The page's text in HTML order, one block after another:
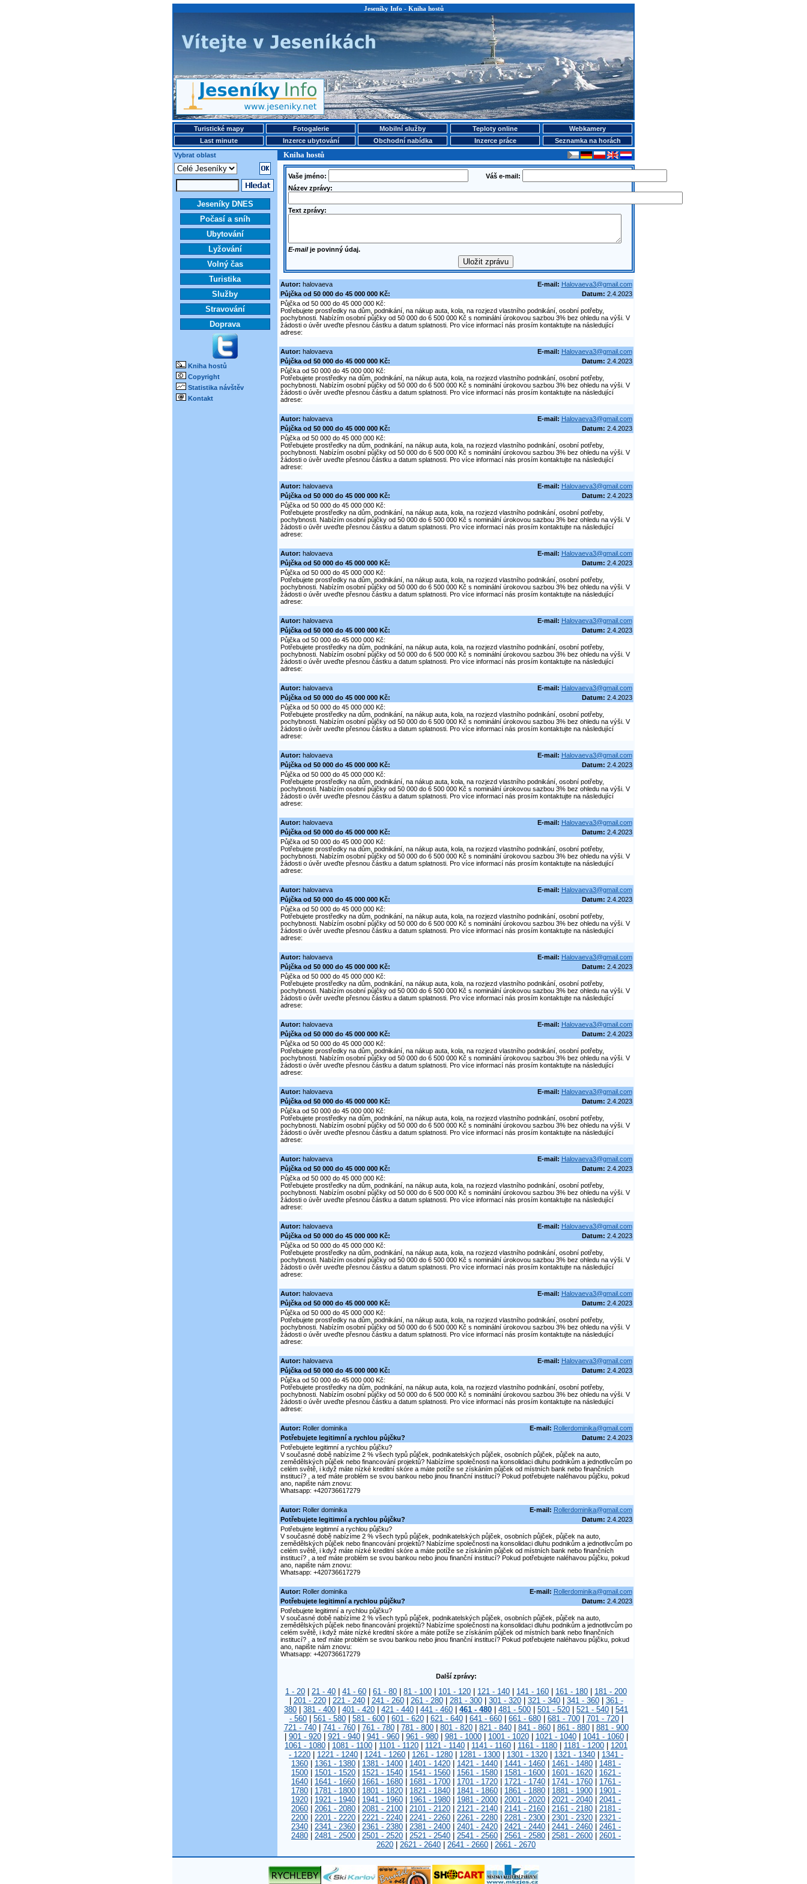
Jeseníky Info - Kniha hostů
Turistické mapy Fotogalerie Mobilní služby Teploty online
Webkamery
Last minute
Inzerce ubytování Obchodní nabídka Inzerce práce
Seznamka na horách
Vybrat oblast
Kniha hostů
Jeseníky DNES
Počasí a sníh
Ubytování
Lyžování
Volný čas
Turistika
Služby
Stravování
Doprava
Kniha hostů
Copyright
Statistika návštěv
Kontakt
Vaše jméno:
Váš e-mail:
Název zprávy:
Text zprávy:
E-mailje povinný údaj.
Autor: halovaeva E-mail: Halovaeva3@gmail.com
Půjčka od 50 000 do 45 000 000 Kč:
Datum: 2.4.2023
Půjčka od 50 000 do 45 000 000 Kč:
Potřebujete prostředky na dům, podnikání, na nákup auta, kola, na rozjezd vlastního podnikání, osobní potřeby,
pochybnosti. Nabízím osobní půjčky od 50 000 do 6 500 000 Kč s nominální úrokovou sazbou 3% bez ohledu na výši. V
žádosti o úvěr uveďte přesnou částku a datum splatnosti. Pro více informací nás prosím kontaktujte na následující
adrese:
Autor: halovaeva E-mail: Halovaeva3@gmail.com
Půjčka od 50 000 do 45 000 000 Kč:
Datum: 2.4.2023
Půjčka od 50 000 do 45 000 000 Kč:
Potřebujete prostředky na dům, podnikání, na nákup auta, kola, na rozjezd vlastního podnikání, osobní potřeby,
pochybnosti. Nabízím osobní půjčky od 50 000 do 6 500 000 Kč s nominální úrokovou sazbou 3% bez ohledu na výši. V
žádosti o úvěr uveďte přesnou částku a datum splatnosti. Pro více informací nás prosím kontaktujte na následující
adrese:
Autor: halovaeva E-mail: Halovaeva3@gmail.com
Půjčka od 50 000 do 45 000 000 Kč:
Datum: 2.4.2023
Půjčka od 50 000 do 45 000 000 Kč:
Potřebujete prostředky na dům, podnikání, na nákup auta, kola, na rozjezd vlastního podnikání, osobní potřeby,
pochybnosti. Nabízím osobní půjčky od 50 000 do 6 500 000 Kč s nominální úrokovou sazbou 3% bez ohledu na výši. V
žádosti o úvěr uveďte přesnou částku a datum splatnosti. Pro více informací nás prosím kontaktujte na následující
adrese:
Autor: halovaeva E-mail: Halovaeva3@gmail.com
Půjčka od 50 000 do 45 000 000 Kč:
Datum: 2.4.2023
Půjčka od 50 000 do 45 000 000 Kč:
Potřebujete prostředky na dům, podnikání, na nákup auta, kola, na rozjezd vlastního podnikání, osobní potřeby,
pochybnosti. Nabízím osobní půjčky od 50 000 do 6 500 000 Kč s nominální úrokovou sazbou 3% bez ohledu na výši. V
žádosti o úvěr uveďte přesnou částku a datum splatnosti. Pro více informací nás prosím kontaktujte na následující
adrese:
Autor: halovaeva E-mail: Halovaeva3@gmail.com
Půjčka od 50 000 do 45 000 000 Kč:
Datum: 2.4.2023
Půjčka od 50 000 do 45 000 000 Kč:
Potřebujete prostředky na dům, podnikání, na nákup auta, kola, na rozjezd vlastního podnikání, osobní potřeby,
pochybnosti. Nabízím osobní půjčky od 50 000 do 6 500 000 Kč s nominální úrokovou sazbou 3% bez ohledu na výši. V
žádosti o úvěr uveďte přesnou částku a datum splatnosti. Pro více informací nás prosím kontaktujte na následující
adrese:
Autor: halovaeva E-mail: Halovaeva3@gmail.com
Půjčka od 50 000 do 45 000 000 Kč:
Datum: 2.4.2023
Půjčka od 50 000 do 45 000 000 Kč:
Potřebujete prostředky na dům, podnikání, na nákup auta, kola, na rozjezd vlastního podnikání, osobní potřeby,
pochybnosti. Nabízím osobní půjčky od 50 000 do 6 500 000 Kč s nominální úrokovou sazbou 3% bez ohledu na výši. V
žádosti o úvěr uveďte přesnou částku a datum splatnosti. Pro více informací nás prosím kontaktujte na následující
adrese:
Autor: halovaeva E-mail: Halovaeva3@gmail.com
Půjčka od 50 000 do 45 000 000 Kč:
Datum: 2.4.2023
Půjčka od 50 000 do 45 000 000 Kč:
Potřebujete prostředky na dům, podnikání, na nákup auta, kola, na rozjezd vlastního podnikání, osobní potřeby,
pochybnosti. Nabízím osobní půjčky od 50 000 do 6 500 000 Kč s nominální úrokovou sazbou 3% bez ohledu na výši. V
žádosti o úvěr uveďte přesnou částku a datum splatnosti. Pro více informací nás prosím kontaktujte na následující
adrese:
Autor: halovaeva E-mail: Halovaeva3@gmail.com
Půjčka od 50 000 do 45 000 000 Kč:
Datum: 2.4.2023
Půjčka od 50 000 do 45 000 000 Kč:
Potřebujete prostředky na dům, podnikání, na nákup auta, kola, na rozjezd vlastního podnikání, osobní potřeby,
pochybnosti. Nabízím osobní půjčky od 50 000 do 6 500 000 Kč s nominální úrokovou sazbou 3% bez ohledu na výši. V
žádosti o úvěr uveďte přesnou částku a datum splatnosti. Pro více informací nás prosím kontaktujte na následující
adrese:
Autor: halovaeva E-mail: Halovaeva3@gmail.com
Půjčka od 50 000 do 45 000 000 Kč:
Datum: 2.4.2023
Půjčka od 50 000 do 45 000 000 Kč:
Potřebujete prostředky na dům, podnikání, na nákup auta, kola, na rozjezd vlastního podnikání, osobní potřeby,
pochybnosti. Nabízím osobní půjčky od 50 000 do 6 500 000 Kč s nominální úrokovou sazbou 3% bez ohledu na výši. V
žádosti o úvěr uveďte přesnou částku a datum splatnosti. Pro více informací nás prosím kontaktujte na následující
adrese:
Autor: halovaeva E-mail: Halovaeva3@gmail.com
Půjčka od 50 000 do 45 000 000 Kč:
Datum: 2.4.2023
Půjčka od 50 000 do 45 000 000 Kč:
Potřebujete prostředky na dům, podnikání, na nákup auta, kola, na rozjezd vlastního podnikání, osobní potřeby,
pochybnosti. Nabízím osobní půjčky od 50 000 do 6 500 000 Kč s nominální úrokovou sazbou 3% bez ohledu na výši. V
žádosti o úvěr uveďte přesnou částku a datum splatnosti. Pro více informací nás prosím kontaktujte na následující
adrese:
Autor: halovaeva E-mail: Halovaeva3@gmail.com
Půjčka od 50 000 do 45 000 000 Kč:
Datum: 2.4.2023
Půjčka od 50 000 do 45 000 000 Kč:
Potřebujete prostředky na dům, podnikání, na nákup auta, kola, na rozjezd vlastního podnikání, osobní potřeby,
pochybnosti. Nabízím osobní půjčky od 50 000 do 6 500 000 Kč s nominální úrokovou sazbou 3% bez ohledu na výši. V
žádosti o úvěr uveďte přesnou částku a datum splatnosti. Pro více informací nás prosím kontaktujte na následující
adrese:
Autor: halovaeva E-mail: Halovaeva3@gmail.com
Půjčka od 50 000 do 45 000 000 Kč:
Datum: 2.4.2023
Půjčka od 50 000 do 45 000 000 Kč:
Potřebujete prostředky na dům, podnikání, na nákup auta, kola, na rozjezd vlastního podnikání, osobní potřeby,
pochybnosti. Nabízím osobní půjčky od 50 000 do 6 500 000 Kč s nominální úrokovou sazbou 3% bez ohledu na výši. V
žádosti o úvěr uveďte přesnou částku a datum splatnosti. Pro více informací nás prosím kontaktujte na následující
adrese:
Autor: halovaeva E-mail: Halovaeva3@gmail.com
Půjčka od 50 000 do 45 000 000 Kč:
Datum: 2.4.2023
Půjčka od 50 000 do 45 000 000 Kč:
Potřebujete prostředky na dům, podnikání, na nákup auta, kola, na rozjezd vlastního podnikání, osobní potřeby,
pochybnosti. Nabízím osobní půjčky od 50 000 do 6 500 000 Kč s nominální úrokovou sazbou 3% bez ohledu na výši. V
žádosti o úvěr uveďte přesnou částku a datum splatnosti. Pro více informací nás prosím kontaktujte na následující
adrese:
Autor: halovaeva E-mail: Halovaeva3@gmail.com
Půjčka od 50 000 do 45 000 000 Kč:
Datum: 2.4.2023
Půjčka od 50 000 do 45 000 000 Kč:
Potřebujete prostředky na dům, podnikání, na nákup auta, kola, na rozjezd vlastního podnikání, osobní potřeby,
pochybnosti. Nabízím osobní půjčky od 50 000 do 6 500 000 Kč s nominální úrokovou sazbou 3% bez ohledu na výši. V
žádosti o úvěr uveďte přesnou částku a datum splatnosti. Pro více informací nás prosím kontaktujte na následující
adrese:
Autor: halovaeva E-mail: Halovaeva3@gmail.com
Půjčka od 50 000 do 45 000 000 Kč:
Datum: 2.4.2023
Půjčka od 50 000 do 45 000 000 Kč:
Potřebujete prostředky na dům, podnikání, na nákup auta, kola, na rozjezd vlastního podnikání, osobní potřeby,
pochybnosti. Nabízím osobní půjčky od 50 000 do 6 500 000 Kč s nominální úrokovou sazbou 3% bez ohledu na výši. V
žádosti o úvěr uveďte přesnou částku a datum splatnosti. Pro více informací nás prosím kontaktujte na následující
adrese:
Autor: halovaeva E-mail: Halovaeva3@gmail.com
Půjčka od 50 000 do 45 000 000 Kč:
Datum: 2.4.2023
Půjčka od 50 000 do 45 000 000 Kč:
Potřebujete prostředky na dům, podnikání, na nákup auta, kola, na rozjezd vlastního podnikání, osobní potřeby,
pochybnosti. Nabízím osobní půjčky od 50 000 do 6 500 000 Kč s nominální úrokovou sazbou 3% bez ohledu na výši. V
žádosti o úvěr uveďte přesnou částku a datum splatnosti. Pro více informací nás prosím kontaktujte na následující
adrese:
Autor: halovaeva E-mail: Halovaeva3@gmail.com
Půjčka od 50 000 do 45 000 000 Kč:
Datum: 2.4.2023
Půjčka od 50 000 do 45 000 000 Kč:
Potřebujete prostředky na dům, podnikání, na nákup auta, kola, na rozjezd vlastního podnikání, osobní potřeby,
pochybnosti. Nabízím osobní půjčky od 50 000 do 6 500 000 Kč s nominální úrokovou sazbou 3% bez ohledu na výši. V
žádosti o úvěr uveďte přesnou částku a datum splatnosti. Pro více informací nás prosím kontaktujte na následující
adrese:
Autor: Roller dominika E-mail: Rollerdominika@gmail.com
Potřebujete legitimní a rychlou půjčku?
Datum: 2.4.2023
Potřebujete legitimní a rychlou půjčku?
V současné době nabízíme 2 % všech typů půjček, podnikatelských půjček, osobních půjček, půjček na auto,
zemědělských půjček nebo financování projektů? Nabízíme společnosti na konsolidaci dluhu podnikům a jednotlivcům po
celém světě, i když máte nízké kreditní skóre a máte potíže se získáním půjček od místních bank nebo finančních
institucí? , a teď máte problém se svou bankou nebo jinou finanční institucí? Pokud potřebujete naléhavou půjčku, pokud
ano, napište nám znovu:
Whatsapp: +420736617279
Autor: Roller dominika E-mail: Rollerdominika@gmail.com
Potřebujete legitimní a rychlou půjčku?
Datum: 2.4.2023
Potřebujete legitimní a rychlou půjčku?
V současné době nabízíme 2 % všech typů půjček, podnikatelských půjček, osobních půjček, půjček na auto,
zemědělských půjček nebo financování projektů? Nabízíme společnosti na konsolidaci dluhu podnikům a jednotlivcům po
celém světě, i když máte nízké kreditní skóre a máte potíže se získáním půjček od místních bank nebo finančních
institucí? , a teď máte problém se svou bankou nebo jinou finanční institucí? Pokud potřebujete naléhavou půjčku, pokud
ano, napište nám znovu:
Whatsapp: +420736617279
Autor: Roller dominika E-mail: Rollerdominika@gmail.com
Potřebujete legitimní a rychlou půjčku?
Datum: 2.4.2023
Potřebujete legitimní a rychlou půjčku?
V současné době nabízíme 2 % všech typů půjček, podnikatelských půjček, osobních půjček, půjček na auto,
zemědělských půjček nebo financování projektů? Nabízíme společnosti na konsolidaci dluhu podnikům a jednotlivcům po
celém světě, i když máte nízké kreditní skóre a máte potíže se získáním půjček od místních bank nebo finančních
institucí? , a teď máte problém se svou bankou nebo jinou finanční institucí? Pokud potřebujete naléhavou půjčku, pokud
ano, napište nám znovu:
Whatsapp: +420736617279
Další zprávy:
1 - 20 21 - 40 41 - 60 61 - 80 81 - 100 101 - 120 121 - 140 141 - 160 161 - 180
181 - 200
201 - 220| 221 - 240| 241 - 260| 261 - 280| 281 - 300| 301 - 320| 321 - 340| 341 - 360| 361 -
380
381 - 400 401 - 420 421 - 440 441 - 460 461 - 480 481 - 500 501 - 520 521 - 540
541
- 560| 561 - 580| 581 - 600| 601 - 620| 621 - 640| 641 - 660| 661 - 680| 681 - 700| 701 - 720|
721 - 740| 741 - 760| 761 - 780| 781 - 800| 801 - 820| 821 - 840| 841 - 860| 861 - 880| 881 - 900
901 - 920| 921 - 940| 941 - 960| 961 - 980| 981 - 1000| 1001 - 1020| 1021 - 1040| 1041 - 1060|
1061 - 1080
1081 - 1100 1101 - 1120 1121 - 1140 1141 - 1160 1161 - 1180 1181 - 1200
1201
- 1220
1221 - 1240 1241 - 1260 1261 - 1280 1281 - 1300 1301 - 1320 1321 - 1340
1341 -
1360
1361 - 1380 1381 - 1400 1401 - 1420 1421 - 1440 1441 - 1460 1461 - 1480
1481 -
1500
1501 - 1520 1521 - 1540 1541 - 1560 1561 - 1580 1581 - 1600 1601 - 1620
1621 -
1640
1641 - 1660 1661 - 1680 1681 - 1700 1701 - 1720 1721 - 1740 1741 - 1760
1761 -
1780
1781 - 1800 1801 - 1820 1821 - 1840 1841 - 1860 1861 - 1880 1881 - 1900
1901 -
1920
1921 - 1940 1941 - 1960 1961 - 1980 1981 - 2000 2001 - 2020 2021 - 2040
2041 -
2060
2061 - 2080 2081 - 2100 2101 - 2120 2121 - 2140 2141 - 2160 2161 - 2180
2181 -
2200
2201 - 2220 2221 - 2240 2241 - 2260 2261 - 2280 2281 - 2300 2301 - 2320
2321 -
2340
2341 - 2360 2361 - 2380 2381 - 2400 2401 - 2420 2421 - 2440 2441 - 2460
2461 -
2480
2481 - 2500 2501 - 2520 2521 - 2540 2541 - 2560 2561 - 2580 2581 - 2600
2601 -
2620
2621 - 2640 2641 - 2660 2661 - 2670